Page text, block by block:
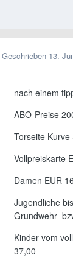
Geschrieben 13.
nach einem
ABO-Preise
Torseite
Vollpreiskarte
Damen EUR
Jugendliche
Grundwehr-
Kinder vom
37,00